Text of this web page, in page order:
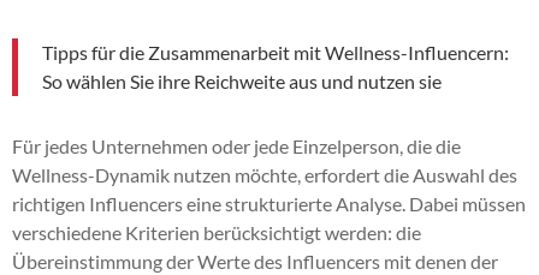
Tipps für die Zusammenarbeit mit Wellness-Influencern:
So wählen Sie ihre Reichweite aus und nutzen sie
Für jedes Unternehmen oder jede Einzelperson, die die
Wellness-Dynamik nutzen möchte, erfordert die Auswahl des
richtigen Influencers eine strukturierte Analyse. Dabei müssen
verschiedene Kriterien berücksichtigt werden: die
Übereinstimmung der Werte des Influencers mit denen der